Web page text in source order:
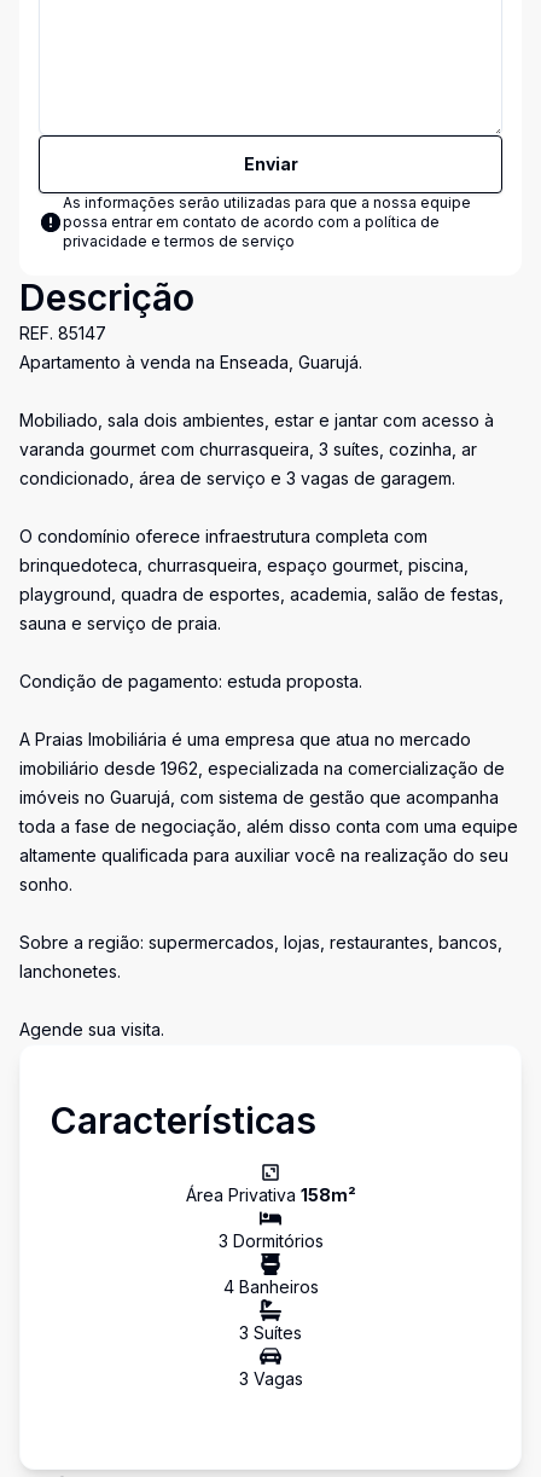
Enviar
As informações serão utilizadas para que a nossa equipe
possa entrar em contato de acordo com a política de
privacidade e termos de serviço
Descrição
REF. 85147
Apartamento à venda na Enseada, Guarujá.
Mobiliado, sala dois ambientes, estar e jantar com acesso à
varanda gourmet com churrasqueira, 3 suítes, cozinha, ar
condicionado, área de serviço e 3 vagas de garagem.
O condomínio oferece infraestrutura completa com
brinquedoteca, churrasqueira, espaço gourmet, piscina,
playground, quadra de esportes, academia, salão de festas,
sauna e serviço de praia.
Condição de pagamento: estuda proposta.
A Praias Imobiliária é uma empresa que atua no mercado
imobiliário desde 1962, especializada na comercialização de
imóveis no Guarujá, com sistema de gestão que acompanha
toda a fase de negociação, além disso conta com uma equipe
altamente qualificada para auxiliar você na realização do seu
sonho.
Sobre a região: supermercados, lojas, restaurantes, bancos,
lanchonetes.
Agende sua visita.
Características
Área Privativa 158m²
3 Dormitórios
4Banheiros
3 Suítes
3 Vagas